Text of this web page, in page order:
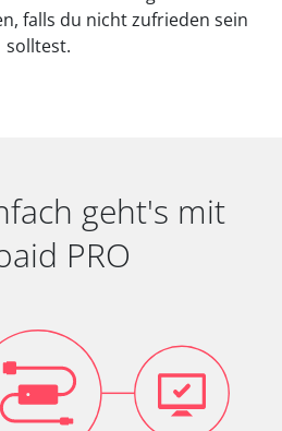
falls du nicht zufrieden sein
solltest.
geht's mit
PRO